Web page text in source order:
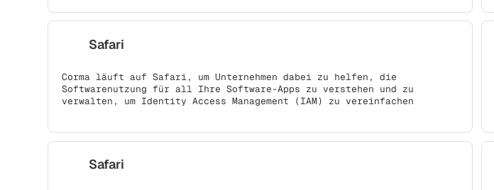
Safari
Corma läuft auf Safari, um Unternehmen dabei zu helfen, die
Softwarenutzung für all Ihre Software-Apps zu verstehen und zu
verwalten, um Identity Access Management (IAM) zu vereinfachen
Safari